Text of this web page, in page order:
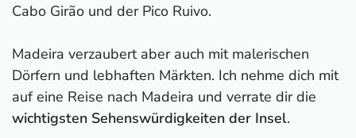
Cabo Girão und der Pico Ruivo.
Madeira verzaubert aber auch mit malerischen
Dörfern und lebhaften Märkten. Ich nehme dich mit
auf eine Reise nach Madeira und verrate dir die
wichtigsten Sehenswürdigkeiten der Insel.